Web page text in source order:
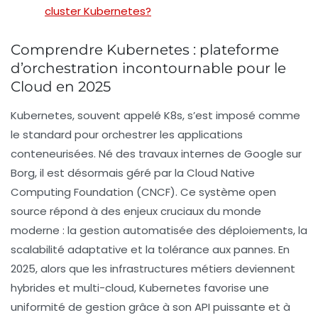
cluster Kubernetes?
Comprendre Kubernetes : plateforme
d’orchestration incontournable pour le
Cloud en 2025
Kubernetes, souvent appelé K8s, s’est imposé comme
le standard pour orchestrer les applications
conteneurisées. Né des travaux internes de Google sur
Borg, il est désormais géré par la Cloud Native
Computing Foundation (CNCF). Ce système open
source répond à des enjeux cruciaux du monde
moderne : la gestion automatisée des déploiements, la
scalabilité adaptative et la tolérance aux pannes. En
2025, alors que les infrastructures métiers deviennent
hybrides et multi-cloud, Kubernetes favorise une
uniformité de gestion grâce à son API puissante et à